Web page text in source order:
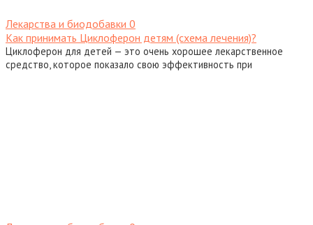
Лекарства и биодобавки 0
Как принимать Циклоферон детям (схема лечения)?
Циклоферон для детей — это очень хорошее лекарственное
средство, которое показало свою эффективность при